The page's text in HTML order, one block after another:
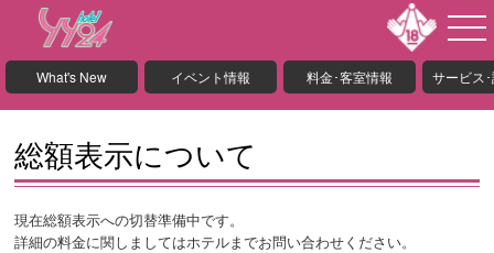
What's New イベント情報 料金･客室情報 サービス
総額表示について
現在総額表示への切替準備中です。
詳細の料金に関しましてはホテルまでお問い合わせください。